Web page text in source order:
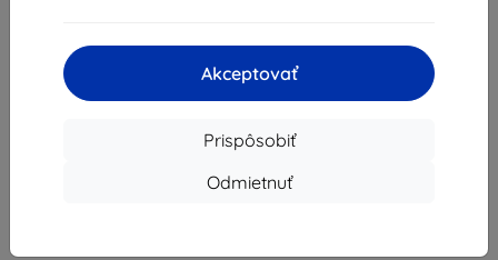
Akceptovať
Prispôsobiť
Odmietnuť